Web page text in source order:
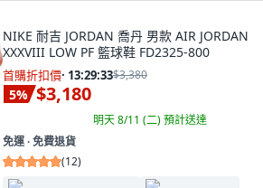
NIKE 耐吉 JORDAN 喬丹 男款 AIR JORDAN
XXXVIII LOW PF 籃球鞋 FD2325-800
首購折扣價· 13:29:32$3,380
5% $3,180
明天 8/11 (二)預計送達
免運 ∙ 免費退貨
(12)